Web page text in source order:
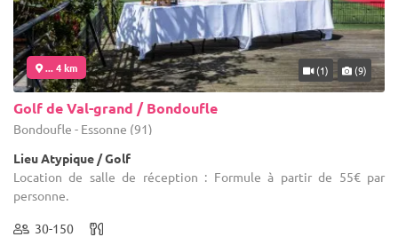
... 4 km (1) (9)
Golf de Val-grand / Bondoufle
Bondoufle - Essonne (91)
Lieu Atypique / Golf
Location de salle de réception : Formule à partir de 55€ par
personne.
30-150